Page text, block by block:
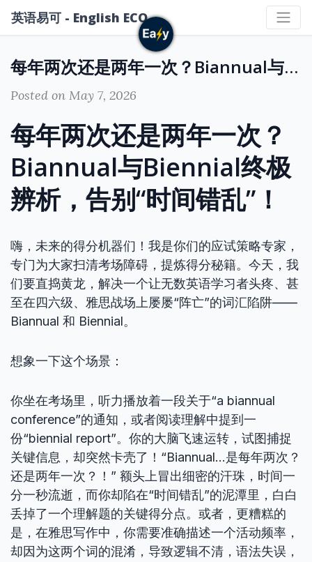
英语易可 - English ECO
每年两次还是两年一次？Biannual与Biennial终极辨析，告别“时间错乱”！
Posted on May 7, 2026
每年两次还是两年一次？
Biannual与Biennial终极
辨析，告别“时间错乱”！
嗨，未来的得分机器们！我是你们的应试策略专家，
专门为大家扫清考场障碍，提炼得分秘籍。今天，我
们要直捣黄龙，解决一个让无数英语学习者头疼、甚
至在四六级、雅思战场上屡屡“阵亡”的词汇陷阱——
Biannual 和 Biennial。
想象一下这个场景：
你坐在考场里，听力播放着一段关于“a biannual
conference”的通知，或者阅读理解中提到一
份“biennial report”。你的大脑飞速运转，试图捕捉
关键信息，却突然卡壳了！“Biannual…是每年两次？
还是两年一次？！” 额头上冒出细密的汗珠，时间一
分一秒流逝，而你却陷在“时间错乱”的泥潭里，白白
丢掉了一个理解题的关键得分点。或者，更糟糕的
是，在雅思写作中，你需要准确描述一个活动频率，
却因为这两个词的混淆，导致逻辑不清，语法失误，